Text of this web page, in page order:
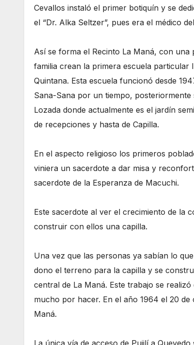
Cevallos instaló el primer botiquín y se
el “Dr. Alka Seltzer”, pues era el médico
Así se forma el Recinto La Maná, con
familia crean la primera escuela particular
Quintana. Esta escuela funcionó desde
Sana-Sana por un tiempo,
Lozada donde actualmente es el jardín
de recepciones y hasta de Capilla.
En el aspecto religioso los primeros
viniera un sacerdote a dar misa y
sacerdote de la Esperanza de Macuchi.
Este sacerdote al ver el crecimiento de la
construir con ellos una capilla.
Una vez que las personas ya sabían lo
dono el terreno para la capilla y se
central de La Maná. Este trabajo se
mucho por hacer. En el año 1964 el 20
Maná.
La única vía de acceso de Pujilí a